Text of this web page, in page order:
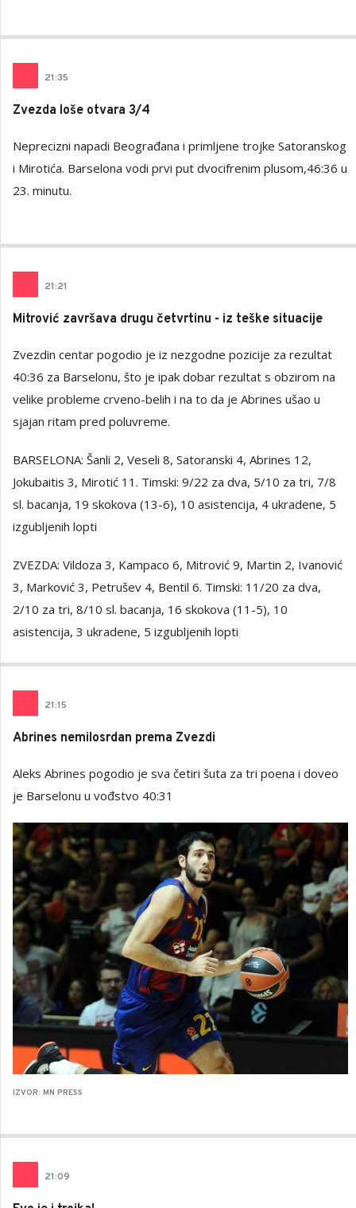
21:35
Zvezda loše otvara 3/4
Neprecizni napadi Beograđana i primljene trojke Satoranskog
i Mirotića. Barselona vodi prvi put dvocifrenim plusom,46:36 u
23. minutu.
21:21
Mitrović završava drugu četvrtinu - iz teške situacije
Zvezdin centar pogodio je iz nezgodne pozicije za rezultat
40:36 za Barselonu, što je ipak dobar rezultat s obzirom na
velike probleme crveno-belih i na to da je Abrines ušao u
sjajan ritam pred poluvreme.
BARSELONA: Šanli 2, Veseli 8, Satoranski 4, Abrines 12,
Jokubaitis 3, Mirotić 11. Timski: 9/22 za dva, 5/10 za tri, 7/8
sl. bacanja, 19 skokova (13-6), 10 asistencija, 4 ukradene, 5
izgubljenih lopti
ZVEZDA: Vildoza 3, Kampaco 6, Mitrović 9, Martin 2, Ivanović
3, Marković 3, Petrušev 4, Bentil 6. Timski: 11/20 za dva,
2/10 za tri, 8/10 sl. bacanja, 16 skokova (11-5), 10
asistencija, 3 ukradene, 5 izgubljenih lopti
21:15
Abrines nemilosrdan prema Zvezdi
Aleks Abrines pogodio je sva četiri šuta za tri poena i doveo
je Barselonu u vođstvo 40:31
IZVOR: MN PRESS
21:09